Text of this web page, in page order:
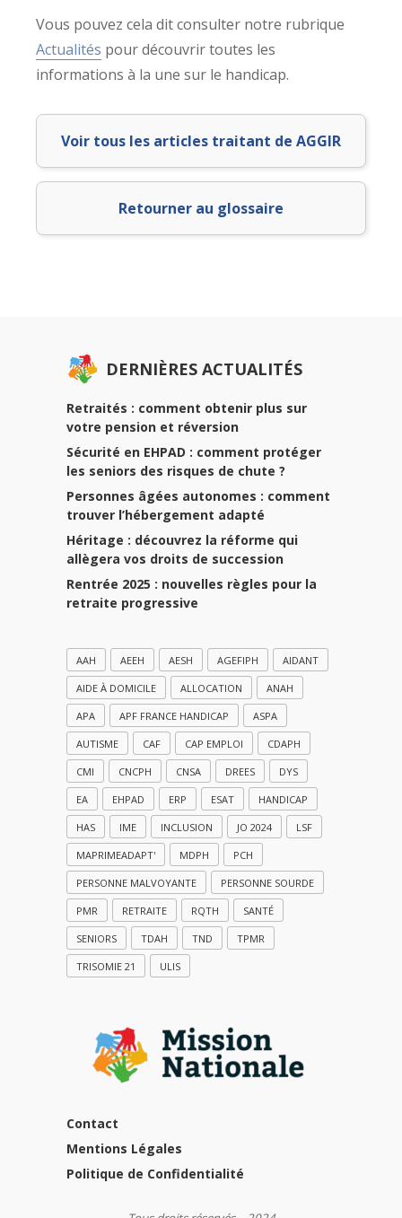
Vous pouvez cela dit consulter notre rubrique
Actualités pour découvrir toutes les
informations à la une sur le handicap.
Voir tous les articles traitant de AGGIR
Retourner au glossaire
DERNIÈRES ACTUALITÉS
Retraités : comment obtenir plus sur
votre pension et réversion
Sécurité en EHPAD : comment protéger
les seniors des risques de chute ?
Personnes âgées autonomes : comment
trouver l’hébergement adapté
Héritage : découvrez la réforme qui
allègera vos droits de succession
Rentrée 2025 : nouvelles règles pour la
retraite progressive
AAH AEEH AESH AGEFIPH AIDANT
AIDE À DOMICILE ALLOCATION ANAH
APA APF FRANCE HANDICAP ASPA
AUTISME CAF CAP EMPLOI CDAPH
CMI CNCPH CNSA DREES DYS
EA EHPAD ERP ESAT HANDICAP
HAS IME INCLUSION JO 2024 LSF
MAPRIMEADAPT' MDPH PCH
PERSONNE MALVOYANTE PERSONNE SOURDE
PMR RETRAITE RQTH SANTÉ
SENIORS TDAH TND TPMR
TRISOMIE 21 ULIS
Contact
Mentions Légales
Politique de Confidentialité